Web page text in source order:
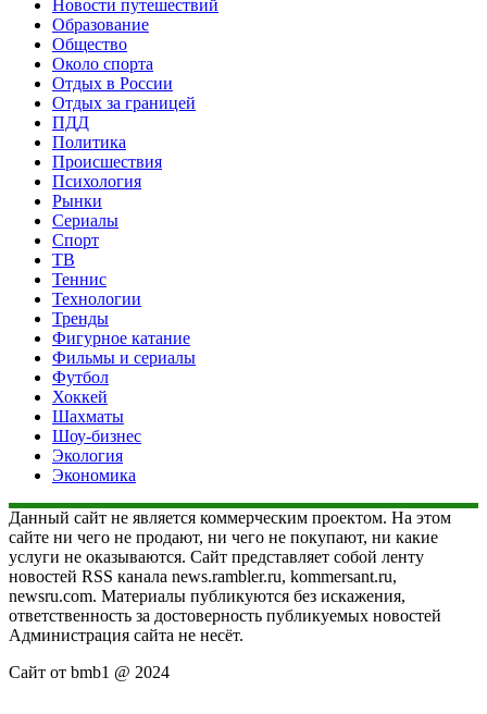
Новости путешествий
Образование
Общество
Около спорта
Отдых в России
Отдых за границей
ПДД
Политика
Происшествия
Психология
Рынки
Сериалы
Спорт
ТВ
Теннис
Технологии
Тренды
Фигурное катание
Фильмы и сериалы
Футбол
Хоккей
Шахматы
Шоу-бизнес
Экология
Экономика
Данный сайт не является коммерческим проектом. На этом
сайте ни чего не продают, ни чего не покупают, ни какие
услуги не оказываются. Сайт представляет собой ленту
новостей RSS канала news.rambler.ru, kommersant.ru,
newsru.com. Материалы публикуются без искажения,
ответственность за достоверность публикуемых новостей
Администрация сайта не несёт.
Сайт от bmb1 @ 2024